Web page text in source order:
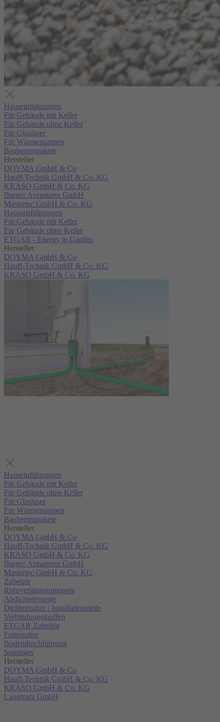
Hauseinführungen
Für Gebäude mit Keller
Für Gebäude ohne Keller
Für Glasfaser
Für Wärmepumpen
Bauherrenpakete
Hersteller
DOYMA GmbH & Co
Hauff-Technik GmbH & Co. KG
KRASO GmbH & Co. KG
Burger Armaturen GmbH
Mastertec GmbH & Co. KG
Hausausführungen
Für Gebäude mit Keller
Für Gebäude ohne Keller
ETGAR - Energy to Garden
Hersteller
DOYMA GmbH & Co
Hauff-Technik GmbH & Co. KG
KRASO GmbH & Co. KG
Hauseinführungen
Für Gebäude mit Keller
Für Gebäude ohne Keller
Für Glasfaser
Für Wärmepumpen
Bauherrenpakete
Hersteller
DOYMA GmbH & Co
Hauff-Technik GmbH & Co. KG
KRASO GmbH & Co. KG
Burger Armaturen GmbH
Mastertec GmbH & Co. KG
Zubehör
Rohrverlängerungssets
Abdichtelemente
Dichteinsätze / Installationsteile
Verbindungsmuffen
ETGAR Zubehör
Futterrohre
Bodendurchführung
Sonstiges
Hersteller
DOYMA GmbH & Co
Hauff-Technik GmbH & Co. KG
KRASO GmbH & Co. KG
Langmatz GmbH